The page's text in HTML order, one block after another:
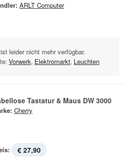
ARLT Computer
leider nicht mehr verfügbar.
Vorwerk, Elektromarkt, Leuchten
Kabellose Tastatur & Maus DW 3000
Cherry
€ 27,90